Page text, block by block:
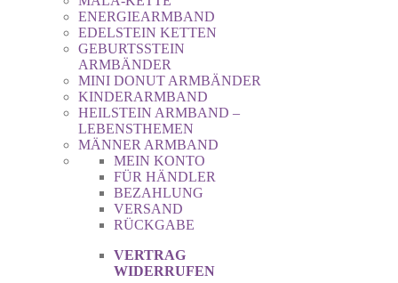
ENERGIEARMBAND
EDELSTEIN KETTEN
GEBURTSSTEIN
ARMBÄNDER
MINI DONUT ARMBÄNDER
KINDERARMBAND
HEILSTEIN ARMBAND –
LEBENSTHEMEN
MÄNNER ARMBAND
MEIN KONTO
FÜR HÄNDLER
BEZAHLUNG
VERSAND
RÜCKGABE
VERTRAG
WIDERRUFEN